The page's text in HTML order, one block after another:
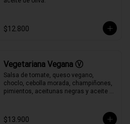
$12.800
Vegetariana Vegana Ⓥ
Salsa de tomate, queso vegano,
choclo, cebolla morada, champiñones,
pimientos, aceitunas negras y aceite
$13.900